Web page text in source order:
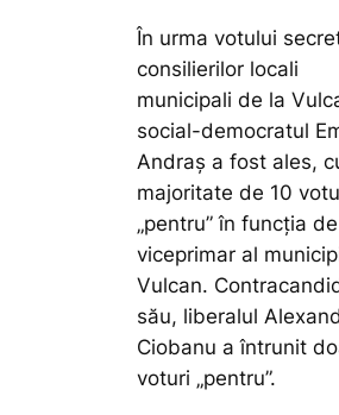
În urma votului
consilierilor locali
municipali de la
social-democratul
Andraș a fost ales,
majoritate de 10
„pentru” în funcția de
viceprimar al
Vulcan.
său, liberalul
Ciobanu a întrunit
voturi „pentru”.